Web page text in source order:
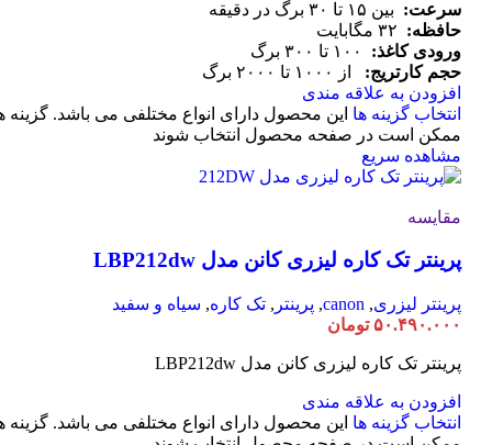
سرعت: بین ۱۵ تا ۳۰ برگ در دقیقه
حافظه: ۳۲ مگابایت
ورودی کاغذ:
۱۰۰ تا ۳۰۰ برگ
حجم کارتریج:
از ۱۰۰۰ تا ۲۰۰۰ برگ
افزودن به علاقه مندی
انتخاب گزینه ها این محصول دارای انواع مختلفی می باشد. گزینه
ممکن است در صفحه محصول انتخاب شوند
مشاهده سریع
مقایسه
پرینتر تک کاره لیزری کانن مدل LBP212dw
پرینتر لیزری,
canon
, پرینتر , تک کاره, سیاه و سفید
۵۰.۴۹۰.۰۰۰ تومان
پرینتر تک کاره لیزری کانن مدل LBP212dw
افزودن به علاقه مندی
انتخاب گزینه ها این محصول دارای انواع مختلفی می باشد. گزینه